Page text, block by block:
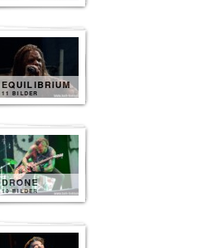
EQUILIBRIUM
11 BILDER
DRONE
10 BILDER